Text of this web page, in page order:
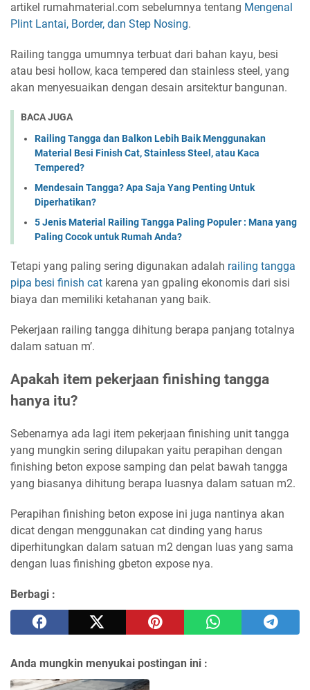
artikel rumahmaterial.com sebelumnya tentang Mengenal
Plint Lantai, Border, dan Step Nosing.
Railing tangga umumnya terbuat dari bahan kayu, besi
atau besi hollow, kaca tempered dan stainless steel, yang
akan menyesuaikan dengan desain arsitektur bangunan.
BACA JUGA
Railing Tangga dan Balkon Lebih Baik Menggunakan
Material Besi Finish Cat, Stainless Steel, atau Kaca
Tempered?
Mendesain Tangga? Apa Saja Yang Penting Untuk
Diperhatikan?
5 Jenis Material Railing Tangga Paling Populer : Mana yang
Paling Cocok untuk Rumah Anda?
Tetapi yang paling sering digunakan adalah railing tangga
pipa besi finish cat karena yan gpaling ekonomis dari sisi
biaya dan memiliki ketahanan yang baik.
Pekerjaan railing tangga dihitung berapa panjang totalnya
dalam satuan m’.
Apakah item pekerjaan finishing tangga
hanya itu?
Sebenarnya ada lagi item pekerjaan finishing unit tangga
yang mungkin sering dilupakan yaitu perapihan dengan
finishing beton expose samping dan pelat bawah tangga
yang biasanya dihitung berapa luasnya dalam satuan m2.
Perapihan finishing beton expose ini juga nantinya akan
dicat dengan menggunakan cat dinding yang harus
diperhitungkan dalam satuan m2 dengan luas yang sama
dengan luas finishing gbeton expose nya.
Berbagi :
Anda mungkin menyukai postingan ini :